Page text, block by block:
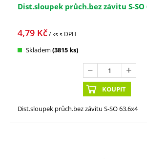
Dist.sloupek průch.bez závitu S-SO
4,79 Kč/ kss DPH
Skladem (3815 ks)
KOUPIT
Dist.sloupek průch.bez závitu S-SO 63.6x4